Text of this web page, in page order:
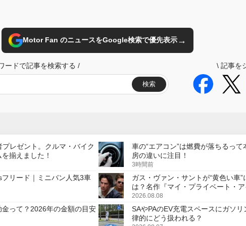
Motor Fan のニュースをGoogle検索で優先表示→
ードで記事を検索する /
検索
\ 記事を
レゼント。クルマ・バイク
揃えました！
車の“エアコン”は燃費が落ちるって
房の違いに注目！
3時間前
リード｜ミニバン人気3車
ガス・ヴァン・サントが“黄色い車”
は？名作『マイ・プライベート・ア
デジタルリマスター版で復活
2026.08.08
って？2026年の金額の目安
SAやPAのEV充電スペースにガソ
律的にどう扱われる？